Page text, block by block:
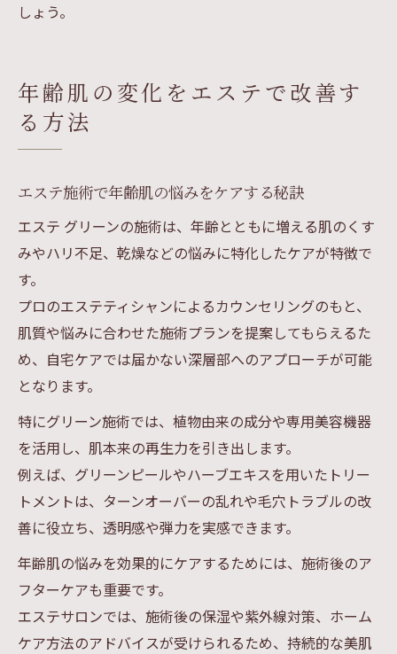
しょう。
年齢肌の変化をエステで改善す
る方法
エステ施術で年齢肌の悩みをケアする秘訣
エステ グリーンの施術は、年齢とともに増える肌のくす
みやハリ不足、乾燥などの悩みに特化したケアが特徴で
す。
プロのエステティシャンによるカウンセリングのもと、
肌質や悩みに合わせた施術プランを提案してもらえるた
め、自宅ケアでは届かない深層部へのアプローチが可能
となります。
特にグリーン施術では、植物由来の成分や専用美容機器
を活用し、肌本来の再生力を引き出します。
例えば、グリーンピールやハーブエキスを用いたトリー
トメントは、ターンオーバーの乱れや毛穴トラブルの改
善に役立ち、透明感や弾力を実感できます。
年齢肌の悩みを効果的にケアするためには、施術後のア
フターケアも重要です。
エステサロンでは、施術後の保湿や紫外線対策、ホーム
ケア方法のアドバイスが受けられるため、持続的な美肌